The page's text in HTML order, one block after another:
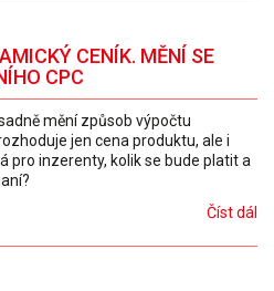
CENÍK. MĚNÍ SE
CPC
mění způsob výpočtu
jen cena produktu, ale i
pro inzerenty, kolik se bude platit a
Číst dál